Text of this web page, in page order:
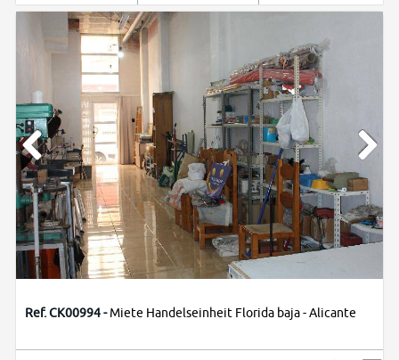
Ref. CK00994 -Miete Handelseinheit Florida baja - Alicante